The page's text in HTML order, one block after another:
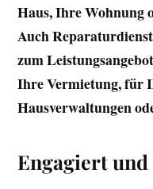
Haus, Ihre Wohnung
Auch
zum
Ihre Vermietung, für
Hausverwaltungen
Engagiert